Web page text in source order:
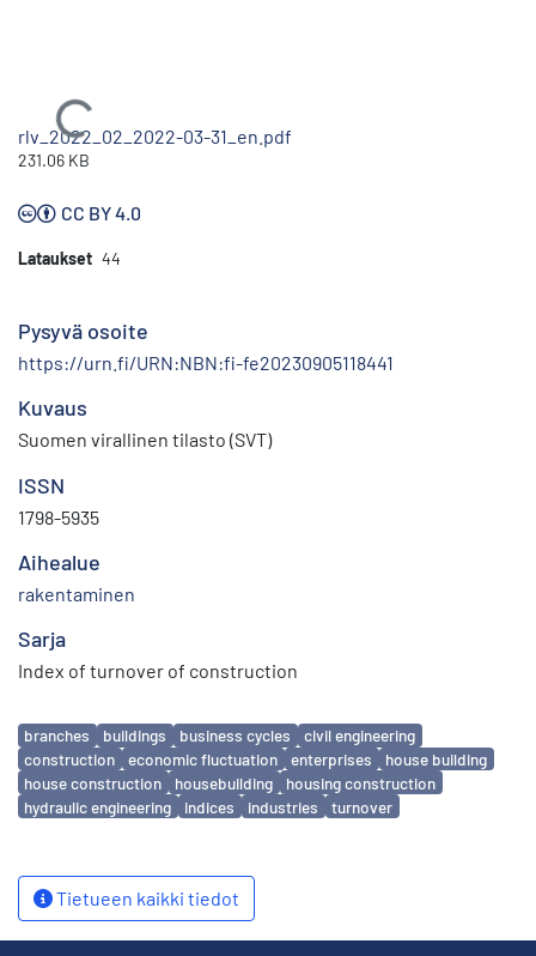
Ladataan...
rlv_2022_02_2022-03-31_en.pdf
231.06 KB
CC BY 4.0
Lataukset 44
Pysyvä osoite
https://urn.fi/URN:NBN:fi-fe20230905118441
Kuvaus
Suomen virallinen tilasto (SVT)
ISSN
1798-5935
Aihealue
rakentaminen
Sarja
Index of turnover of construction
Avainsanat
branches buildings business cycles
civil engineering
construction
economic fluctuation enterprises
house building
house construction
housebuilding
housing construction
hydraulic engineering
indices industries turnover
Tietueen kaikki tiedot